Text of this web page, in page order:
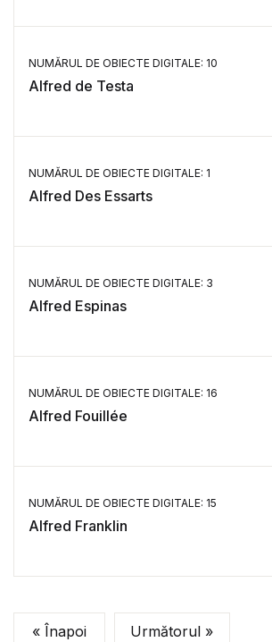
NUMĂRUL DE OBIECTE DIGITALE: 10
Alfred de Testa
NUMĂRUL DE OBIECTE DIGITALE: 1
Alfred Des Essarts
NUMĂRUL DE OBIECTE DIGITALE: 3
Alfred Espinas
NUMĂRUL DE OBIECTE DIGITALE: 16
Alfred Fouillée
NUMĂRUL DE OBIECTE DIGITALE: 15
Alfred Franklin
« Înapoi Următorul »